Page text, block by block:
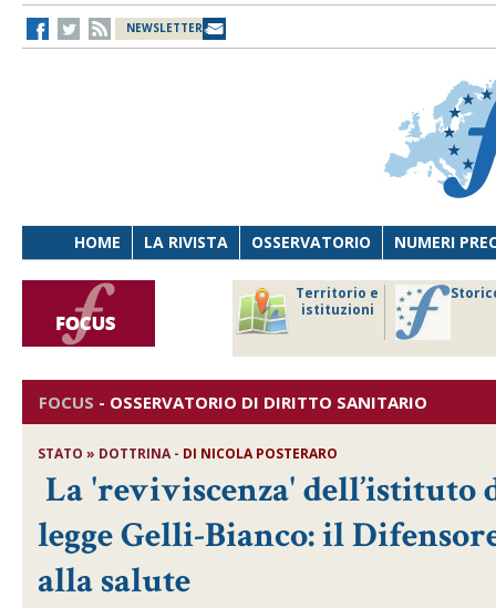
NEWSLETTER
HOME LA RIVISTA OSSERVATORIO NUMERI
Territorio e
istituzioni
FOCUS - OSSERVATORIO DI DIRITTO SANITARIO
STATO » DOTTRINA - DI NICOLA POSTERARO
La 'reviviscenza' dell’istituto
legge Gelli-Bianco: il
alla salute